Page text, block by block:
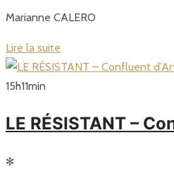
Marianne CALERO
Lire la suite
15h11min
LE RÉSISTANT –
✻